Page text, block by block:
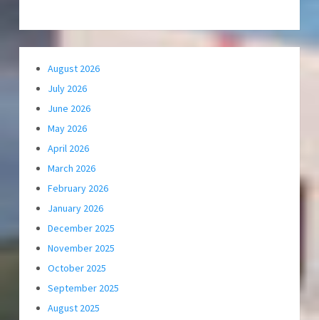
August 2026
July 2026
June 2026
May 2026
April 2026
March 2026
February 2026
January 2026
December 2025
November 2025
October 2025
September 2025
August 2025